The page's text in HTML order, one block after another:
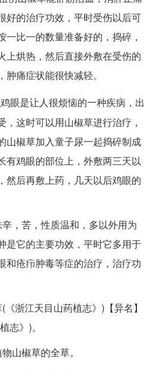
好的治疗功效，平时受伤以后可
一比一的数量准备好的，捣碎，
上烘热，然后直接外敷在受伤的
痛症状能很快减轻。
鸡眼是让人很烦恼的一种疾病，出
这时可以用山椒草进行治疗，
山椒草加入童子尿一起捣碎制成
有鸡眼的部位上，外敷两三天以
然后再敷上药，几天以后鸡眼的
，苦，性质温和，多以外用为
是它的主要功效，平时它多用于
和疮疖肿毒等症的治疗，治疗功
浙江天目山药植志》)【异名】
志》)。
山椒草的全草。